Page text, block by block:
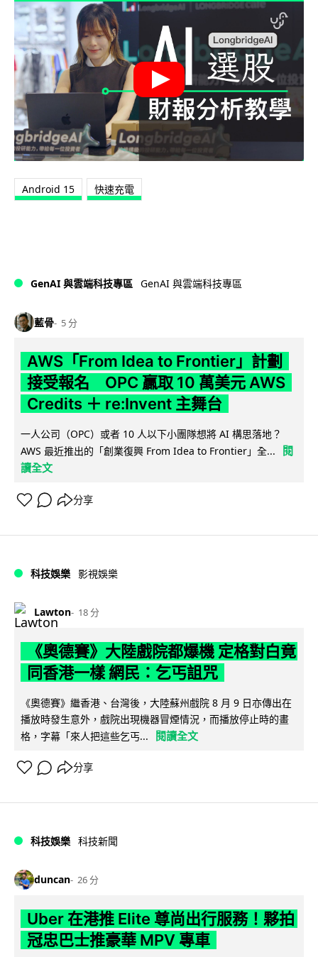
Android 15 快速充電
GenAI 與雲端科技專區 GenAI 與雲端科技專區
藍骨 5 分
AWS「From Idea to Frontier」計劃
接受報名 OPC 贏取 10 萬美元 AWS
Credits ＋ re:Invent 主舞台
一人公司（OPC）或者 10 人以下小團隊想將 AI 構思落地？
AWS 最近推出的「創業復興 From Idea to Frontier」全...
閱
讀全文
分享
科技娛樂 影視娛樂
Lawton 18 分
《奧德賽》大陸戲院都爆機 定格對白竟
同香港一樣 網民：乞丐詛咒
《奧德賽》繼香港、台灣後，大陸蘇州戲院 8 月 9 日亦傳出在
播放時發生意外，戲院出現機器冒煙情況，而播放停止時的畫
格，字幕「來人把這些乞丐...
閱讀全文
分享
科技娛樂 科技新聞
duncan 26 分
Uber 在港推 Elite 尊尚出行服務！夥拍
冠忠巴士推豪華 MPV 專車